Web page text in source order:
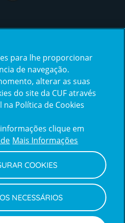
certification3
e Cookies
Termos e Condições
de Acessibilidade
Informações legais
para lhe proporcionar
de navegação.
alterar as suas
do site da CUF através
Política de Cookies
clique em
Mais Informações
COOKIES
NECESSÁRIOS